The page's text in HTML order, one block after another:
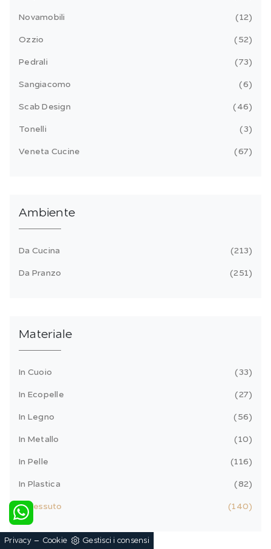
Novamobili 12
Ozzio 52
Pedrali 73
Sangiacomo 6
Scab Design 46
Tonelli 3
Veneta Cucine 67
Ambiente
Da Cucina 213
Da Pranzo 251
Materiale
In Cuoio 33
In Ecopelle 27
In Legno 56
In Metallo 10
In Pelle 116
In Plastica 82
In Tessuto 140
Privacy- Cookie Gestisci i consensi